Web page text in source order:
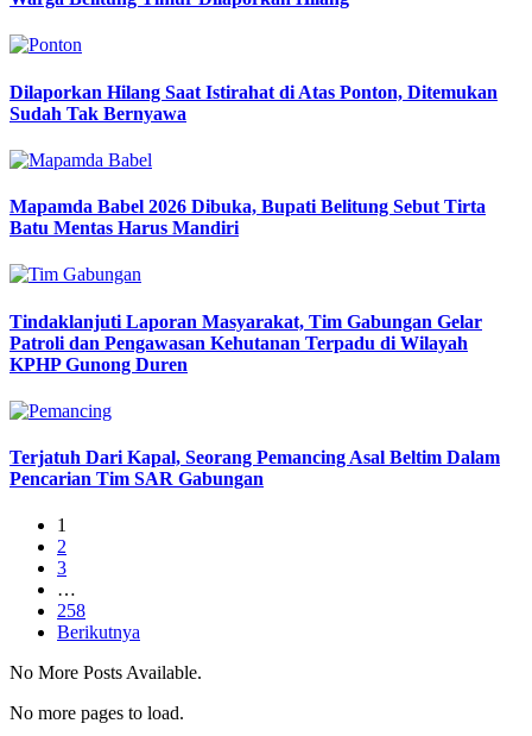
Dilaporkan Hilang Saat Istirahat di Atas Ponton, Ditemukan
Sudah Tak Bernyawa
Mapamda Babel 2026 Dibuka, Bupati Belitung Sebut Tirta
Batu Mentas Harus Mandiri
Tindaklanjuti Laporan Masyarakat, Tim Gabungan Gelar
Patroli dan Pengawasan Kehutanan Terpadu di Wilayah
KPHP Gunong Duren
Terjatuh Dari Kapal, Seorang Pemancing Asal Beltim Dalam
Pencarian Tim SAR Gabungan
1
2
3
…
258
Berikutnya
No More Posts Available.
No more pages to load.